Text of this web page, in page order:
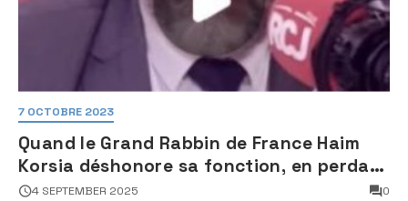
7 OCTOBRE 2023
Quand le Grand Rabbin de France Haim
Korsia déshonore sa fonction, en perdant
son sang froid
4 SEPTEMBER 2025 0